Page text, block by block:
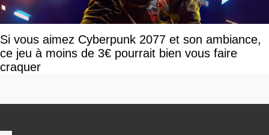
Si vous aimez Cyberpunk 2077 et son ambiance,
ce jeu à moins de 3€ pourrait bien vous faire
craquer